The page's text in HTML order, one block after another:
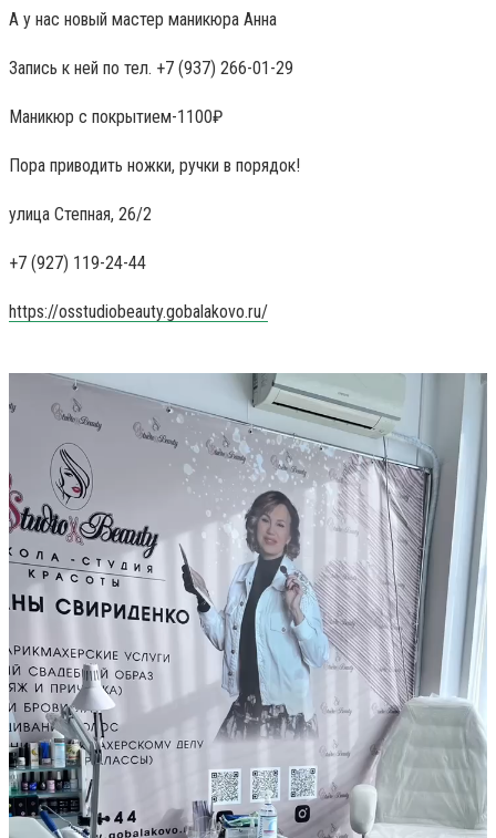
А у нас новый мастер маникюра Анна
Запись к ней по тел. +7 (937) 266-01-29
Маникюр с покрытием-1100₽
Пора приводить ножки, ручки в порядок!
улица Степная, 26/2
+7 (927) 119-24-44
https://osstudiobeauty.gobalakovo.ru/